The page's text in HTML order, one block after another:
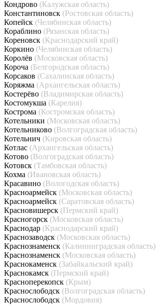
Кондрово (Калужская область)
Константиновск (Ростовская область)
Копейск (Челябинская область)
Кораблино (Рязанская область)
Кореновск (Краснодарский край)
Коркино (Челябинская область)
Королёв (Московская область)
Короча (Белгородская область)
Корсаков (Сахалинская область)
Коряжма (Архангельская область)
Костерёво (Владимирская область)
Костомукша (Карелия)
Кострома (Костромская область)
Котельники (Московская область)
Котельниково (Волгоградская область)
Котельнич (Кировская область)
Котлас (Архангельская область)
Котово (Волгоградская область)
Котовск (Тамбовская область)
Кохма (Ивановская область)
Красавино (Вологодская область)
Красноармейск (Московская область)
Красноармейск (Саратовская область)
Красновишерск (Пермский край)
Красногорск (Московская область)
Краснодар (Краснодарский край)
Краснозаводск (Московская область)
Краснознаменск (Калининградская область)
Краснознаменск (Московская область)
Краснокаменск (Забайкальский край)
Краснокамск (Пермский край)
Красноперекопск (Крым)
Краснослободск (Волгоградская область)
Краснослободск (Мордовия)